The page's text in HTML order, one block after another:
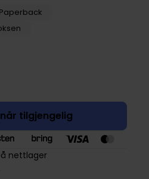
Paperback
tilgjengelig
nettlager